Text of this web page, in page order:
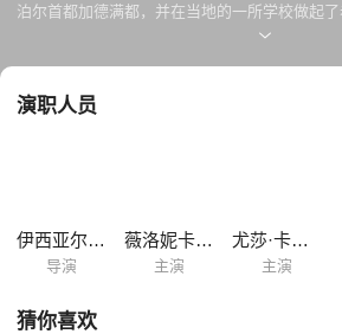
泊尔首都加德满都，并在当地的一所学校做起了
贫穷与教育上的等级歧视使莱雅感到非常震惊
人的力量是远远不够的。幸运的是，上天赐予了
演职人员
伊西亚尔·博利亚因
导演
薇洛妮卡·恩切圭
主演
尤莎·卡斯戴尔
主演
猜你喜欢